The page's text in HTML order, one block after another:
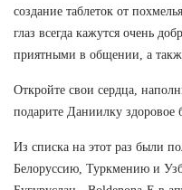
создание таблеток от
глаз всегда кажутся очень
приятными в общении, а
Откройте свои сердца,
подарите Даниилку здоровое
Из списка на этот раз были
Белоруссию, Туркмению и